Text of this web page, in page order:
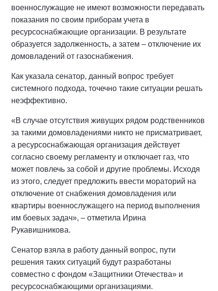
военнослужащие не имеют возможности передавать
показания по своим приборам учета в
ресурсоснабжающие организации. В результате
образуется задолженность, а затем – отключение их
домовладений от газоснабжения.
Как указала сенатор, данный вопрос требует
системного подхода, точечно такие ситуации решать
неэффективно.
«В случае отсутствия живущих рядом родственников
за такими домовладениями никто не присматривает,
а ресурсоснабжающая организация действует
согласно своему регламенту и отключает газ, что
может повлечь за собой и другие проблемы. Исходя
из этого, следует предложить ввести мораторий на
отключение от снабжения домовладения или
квартиры военнослужащего на период выполнения
им боевых задач», – отметила Ирина
Рукавишникова.
Сенатор взяла в работу данный вопрос, пути
решения таких ситуаций будут разработаны
совместно с фондом «Защитники Отечества» и
ресурсоснабжающими организациями.